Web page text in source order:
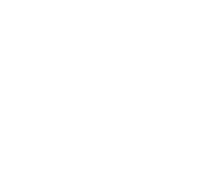
অতিদূর
তন্দ্রার
ঘুম